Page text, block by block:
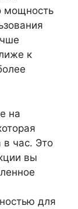
мощность
к
на
в час. Это
вы
для